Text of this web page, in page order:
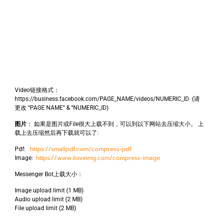
Video链接格式：
https://business.facebook.com/PAGE_NAME/videos/NUMERIC_ID (请
更改 “PAGE NAME” & “NUMERIC_ID)
图片 ： 如果是图片或File很大上载不到，可以到以下网站去压缩大小。 上
载上去压缩然后再下载就可以了:
Pdf: https://smallpdf.com/compress-pdf
Image: https://www.iloveimg.com/compress-image
Messenger Bot上载大小：
Image upload limit (1 MB)
Audio upload limit (2 MB)
File upload limit (2 MB)